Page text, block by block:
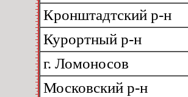
Кронштадтский р-н
Курортный р-н
г. Ломоносов
Московский р-н